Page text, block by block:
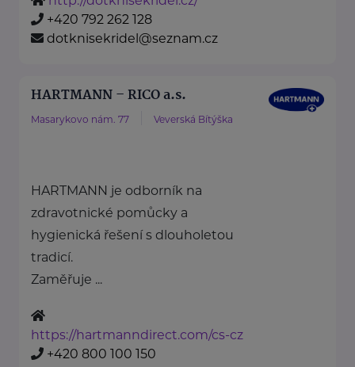
+420 792 262 128
dotknisekridel@seznam.cz
HARTMANN – RICO a.s.
Masarykovo nám. 77 Veverská Bítýška
HARTMANN je odborník na
zdravotnické pomůcky a
hygienická řešení s dlouholetou
tradicí.
Zaměřuje ...
https://hartmanndirect.com/cs-cz
+420 800 100 150